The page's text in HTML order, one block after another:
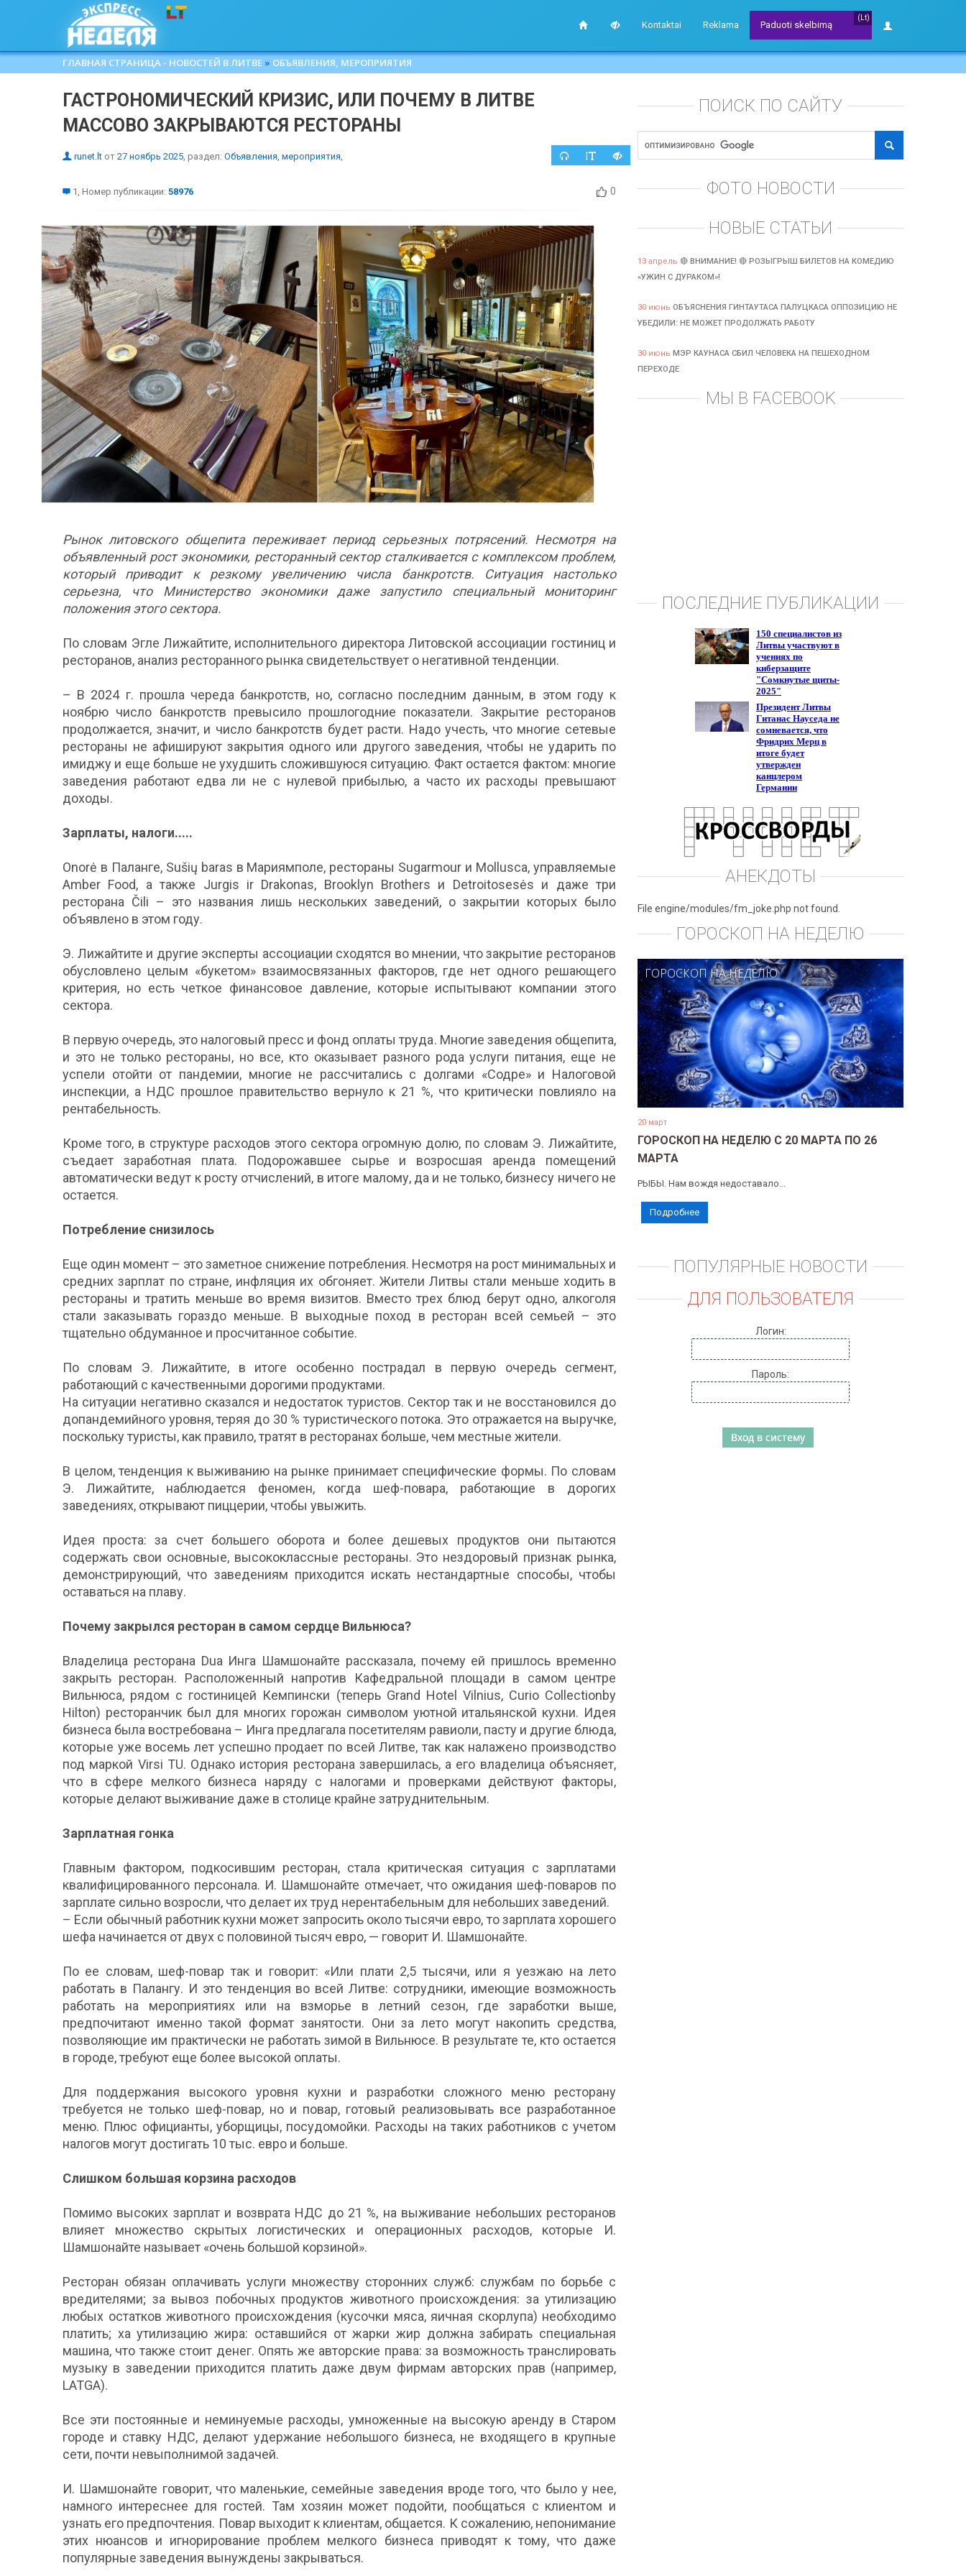
Kontaktai Reklama
(Lt)
Paduoti skelbimą
ГЛАВНАЯ СТРАНИЦА - НОВОСТЕЙ В ЛИТВЕ » ОБЪЯВЛЕНИЯ, МЕРОПРИЯТИЯ
ГАСТРОНОМИЧЕСКИЙ КРИЗИС, ИЛИ ПОЧЕМУ В ЛИТВЕ
МАССОВО ЗАКРЫВАЮТСЯ РЕСТОРАНЫ
runet.lt от 27 ноябрь 2025, раздел: Объявления, мероприятия,
1, Номер публикации: 58976 0
Рынок литовского общепита переживает период серьезных потрясений. Несмотря на
объявленный рост экономики, ресторанный сектор сталкивается с комплексом проблем,
который приводит к резкому увеличению числа банкротств. Ситуация настолько
серьезна, что Министерство экономики даже запустило специальный мониторинг
положения этого сектора.
По словам Эгле Лижайтите, исполнительного директора Литовской ассоциации гостиниц и
ресторанов, анализ ресторанного рынка свидетельствует о негативной тенденции.
– В 2024 г. прошла череда банкротств, но, согласно последним данным, в этом году к
ноябрю число банкротств превысило прошлогодние показатели. Закрытие ресторанов
продолжается, значит, и число банкротств будет расти. Надо учесть, что многие сетевые
рестораны не афишируют закрытия одного или другого заведения, чтобы не ударить по
имиджу и еще больше не ухудшить сложившуюся ситуацию. Факт остается фактом: многие
заведения работают едва ли не с нулевой прибылью, а часто их расходы превышают
доходы.
Зарплаты, налоги.....
Onorė в Паланге, Sušių baras в Мариямполе, рестораны Sugarmour и Mollusca, управляемые
Amber Food, а также Jurgis ir Drakonas, Brooklyn Brothers и Detroitosesės и даже три
ресторана Čili – это названия лишь нескольких заведений, о закрытии которых было
объявлено в этом году.
Э. Лижайтите и другие эксперты ассоциации сходятся во мнении, что закрытие ресторанов
обусловлено целым «букетом» взаимосвязанных факторов, где нет одного решающего
критерия, но есть четкое финансовое давление, которые испытывают компании этого
сектора.
В первую очередь, это налоговый пресс и фонд оплаты труда. Многие заведения общепита,
и это не только рестораны, но все, кто оказывает разного рода услуги питания, еще не
успели отойти от пандемии, многие не рассчитались с долгами «Содре» и Налоговой
инспекции, а НДС прошлое правительство вернуло к 21 %, что критически повлияло на
рентабельность.
Кроме того, в структуре расходов этого сектора огромную долю, по словам Э. Лижайтите,
съедает заработная плата. Подорожавшее сырье и возросшая аренда помещений
автоматически ведут к росту отчислений, в итоге малому, да и не только, бизнесу ничего не
остается.
Потребление снизилось
Еще один момент – это заметное снижение потребления. Несмотря на рост минимальных и
средних зарплат по стране, инфляция их обгоняет. Жители Литвы стали меньше ходить в
рестораны и тратить меньше во время визитов. Вместо трех блюд берут одно, алкоголя
стали заказывать гораздо меньше. В выходные поход в ресторан всей семьей – это
тщательно обдуманное и просчитанное событие.
По словам Э. Лижайтите, в итоге особенно пострадал в первую очередь сегмент,
работающий с качественными дорогими продуктами.
На ситуации негативно сказался и недостаток туристов. Сектор так и не восстановился до
допандемийного уровня, теряя до 30 % туристического потока. Это отражается на выручке,
поскольку туристы, как правило, тратят в ресторанах больше, чем местные жители.
В целом, тенденция к выживанию на рынке принимает специфические формы. По словам
Э. Лижайтите, наблюдается феномен, когда шеф-повара, работающие в дорогих
заведениях, открывают пиццерии, чтобы увыжить.
Идея проста: за счет большего оборота и более дешевых продуктов они пытаются
содержать свои основные, высококлассные рестораны. Это нездоровый признак рынка,
демонстрирующий, что заведениям приходится искать нестандартные способы, чтобы
оставаться на плаву.
Почему закрылся ресторан в самом сердце Вильнюса?
Владелица ресторана Dua Инга Шамшонайте рассказала, почему ей пришлось временно
закрыть ресторан. Расположенный напротив Кафедральной площади в самом центре
Вильнюса, рядом с гостиницей Кемпински (теперь Grand Hotel Vilnius, Curio Collectionby
Hilton) ресторанчик был для многих горожан символом уютной итальянской кухни. Идея
бизнеса была востребована – Инга предлагала посетителям равиоли, пасту и другие блюда,
которые уже восемь лет успешно продает по всей Литве, так как налажено производство
под маркой Virsi TU. Однако история ресторана завершилась, а его владелица объясняет,
что в сфере мелкого бизнеса наряду с налогами и проверками действуют факторы,
которые делают выживание даже в столице крайне затруднительным.
Зарплатная гонка
Главным фактором, подкосившим ресторан, стала критическая ситуация с зарплатами
квалифицированного персонала. И. Шамшонайте отмечает, что ожидания шеф-поваров по
зарплате сильно возросли, что делает их труд нерентабельным для небольших заведений.
– Если обычный работник кухни может запросить около тысячи евро, то зарплата хорошего
шефа начинается от двух с половиной тысяч евро, — говорит И. Шамшонайте.
По ее словам, шеф-повар так и говорит: «Или плати 2,5 тысячи, или я уезжаю на лето
работать в Палангу. И это тенденция во всей Литве: сотрудники, имеющие возможность
работать на мероприятиях или на взморье в летний сезон, где заработки выше,
предпочитают именно такой формат занятости. Они за лето могут накопить средства,
позволяющие им практически не работать зимой в Вильнюсе. В результате те, кто остается
в городе, требуют еще более высокой оплаты.
Для поддержания высокого уровня кухни и разработки сложного меню ресторану
требуется не только шеф-повар, но и повар, готовый реализовывать все разработанное
меню. Плюс официанты, уборщицы, посудомойки. Расходы на таких работников с учетом
налогов могут достигать 10 тыс. евро и больше.
Слишком большая корзина расходов
Помимо высоких зарплат и возврата НДС до 21 %, на выживание небольших ресторанов
влияет множество скрытых логистических и операционных расходов, которые И.
Шамшонайте называет «очень большой корзиной».
Ресторан обязан оплачивать услуги множеству сторонних служб: службам по борьбе с
вредителями; за вывоз побочных продуктов животного происхождения: за утилизацию
любых остатков животного происхождения (кусочки мяса, яичная скорлупа) необходимо
платить; ха утилизацию жира: оставшийся от жарки жир должна забирать специальная
машина, что также стоит денег. Опять же авторские права: за возможность транслировать
музыку в заведении приходится платить даже двум фирмам авторских прав (например,
LATGA).
Все эти постоянные и неминуемые расходы, умноженные на высокую аренду в Старом
городе и ставку НДС, делают удержание небольшого бизнеса, не входящего в крупные
сети, почти невыполнимой задачей.
И. Шамшонайте говорит, что маленькие, семейные заведения вроде того, что было у нее,
намного интереснее для гостей. Там хозяин может подойти, пообщаться с клиентом и
узнать его предпочтения. Повар выходит к клиентам, общается. К сожалению, непонимание
этих нюансов и игнорирование проблем мелкого бизнеса приводят к тому, что даже
популярные заведения вынуждены закрываться.
ПОИСК ПО САЙТУ
ФОТО НОВОСТИ
НОВЫЕ СТАТЬИ
13 апрель 🔴 ВНИМАНИЕ! 🔴 РОЗЫГРЫШ БИЛЕТОВ НА КОМЕДИЮ
«УЖИН С ДУРАКОМ»!
30 июнь ОБЪЯСНЕНИЯ ГИНТАУТАСА ПАЛУЦКАСА ОППОЗИЦИЮ НЕ
УБЕДИЛИ: НЕ МОЖЕТ ПРОДОЛЖАТЬ РАБОТУ
30 июнь МЭР КАУНАСА СБИЛ ЧЕЛОВЕКА НА ПЕШЕХОДНОМ
ПЕРЕХОДЕ
МЫ В FACEBOOK
ПОСЛЕДНИЕ ПУБЛИКАЦИИ
АНЕКДОТЫ
File engine/modules/fm_joke.php not found.
ГОРОСКОП НА НЕДЕЛЮ
ГОРОСКОП НА НЕДЕЛЮ
20 март
ГОРОСКОП НА НЕДЕЛЮ С 20 МАРТА ПО 26
МАРТА
РЫБЫ. Нам вождя недоставало...
Подробнее
ПОПУЛЯРНЫЕ НОВОСТИ
ДЛЯ ПОЛЬЗОВАТЕЛЯ
Логин:
Пароль: